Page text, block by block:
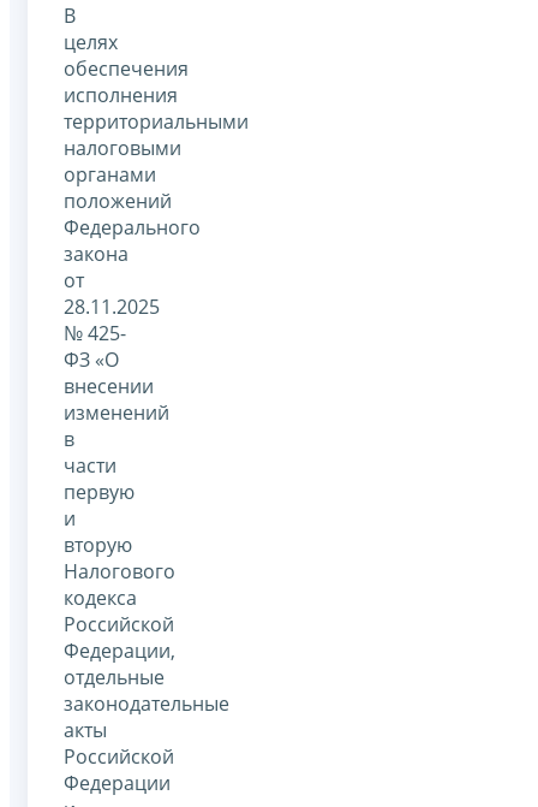
В
целях
обеспечения
исполнения
территориальными
налоговыми
органами
положений
Федерального
закона
от
28.11.2025
№ 425-
ФЗ «О
внесении
изменений
в
части
первую
и
вторую
Налогового
кодекса
Российской
Федерации,
отдельные
законодательные
акты
Российской
Федерации